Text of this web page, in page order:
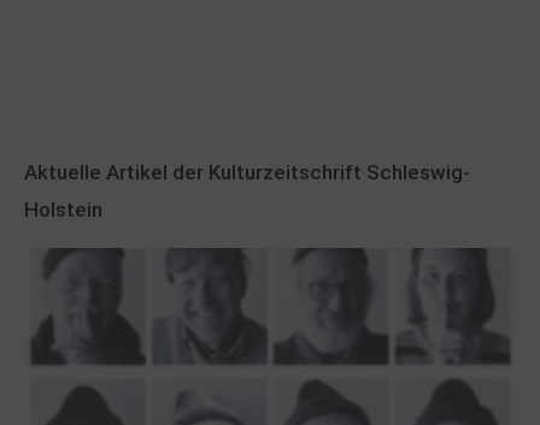
Aktuelle Artikel der Kulturzeitschrift Schleswig-
Holstein